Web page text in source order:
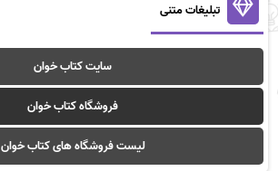
تبلیغات متنی
سایت کتاب خوان
فروشگاه کتاب خوان
لیست فروشگاه های کتاب خوان